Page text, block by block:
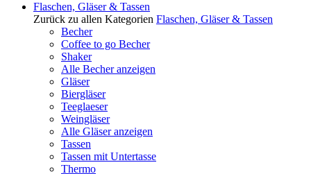
Flaschen, Gläser & Tassen
Zurück zu allen Kategorien Flaschen, Gläser & Tassen
Becher
Coffee to go Becher
Shaker
Alle Becher anzeigen
Gläser
Biergläser
Teeglaeser
Weingläser
Alle Gläser anzeigen
Tassen
Tassen mit Untertasse
Thermo